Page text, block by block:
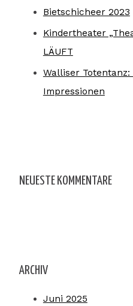
Bietschicheer 2023
Kindertheater
LÄUFT
Walliser
Impressionen
NEUESTE KOMMENTARE
ARCHIV
Juni 2025